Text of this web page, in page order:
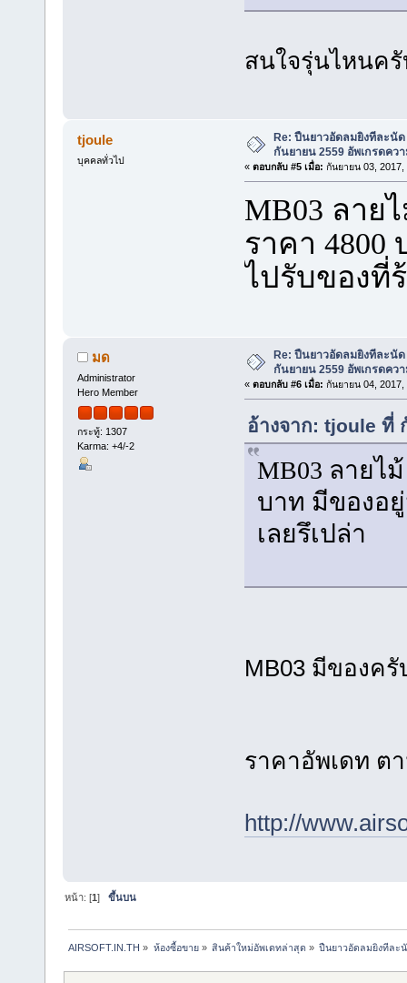
สนใจรุ่นไหนค
tjoule
บุคคลทั่วไป
Re: ปืนยาวอัดลมยิงทีละนั
กันยายน 2559 อัพเกรดคว
« ตอบกลับ #5 เมื่อ: กันยายน 03, 2017,
MB03 ลาย
ราคา
ไปรับของที่
มด
Administrator
Hero Member
กระทู้: 1307
Karma: +4/-2
Re: ปืนยาวอัดลมยิงทีละนั
กันยายน 2559 อัพเกรดคว
« ตอบกลับ #6 เมื่อ: กันยายน 04, 2017,
อ้างจาก: tjoule ที่
MB03 ลายไ
บาท มีของอ
เลยรึเปล่า
MB03 มีของค
ราคาอัพเดท ต
http://
หน้า: [1]ขึ้นบน
AIRSOFT.IN.TH » ห้องซื้อขาย» สินค้าใหม่อัพเดทล่าสุด » ปืนยาวอัดลมยิงทีละ